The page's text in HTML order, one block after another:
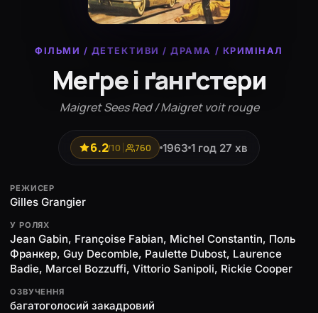
ФІЛЬМИ / ДЕТЕКТИВИ /ДРАМА / КРИМІНАЛ
Меґре і ґанґстери
Maigret Sees Red / Maigret voit rouge
6.2/10 760 1963 1 год 27 хв
РЕЖИСЕР
Gilles Grangier
У РОЛЯХ
Jean Gabin, Françoise Fabian, Michel Constantin, Поль
Франкер, Guy Decomble, Paulette Dubost, Laurence
Badie, Marcel Bozzuffi, Vittorio Sanipoli, Rickie Cooper
ОЗВУЧЕННЯ
багатоголосий закадровий